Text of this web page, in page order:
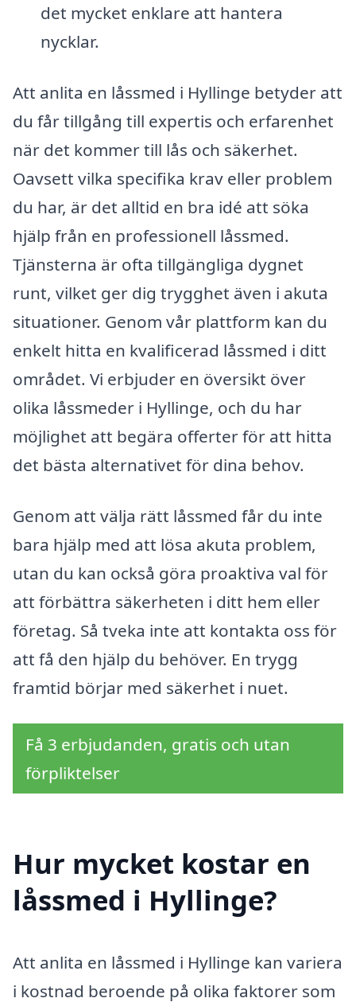
det mycket enklare att hantera
nycklar.
Att anlita en låssmed i Hyllinge betyder att
du får tillgång till expertis och erfarenhet
när det kommer till lås och säkerhet.
Oavsett vilka specifika krav eller problem
du har, är det alltid en bra idé att söka
hjälp från en professionell låssmed.
Tjänsterna är ofta tillgängliga dygnet
runt, vilket ger dig trygghet även i akuta
situationer. Genom vår plattform kan du
enkelt hitta en kvalificerad låssmed i ditt
området. Vi erbjuder en översikt över
olika låssmeder i Hyllinge, och du har
möjlighet att begära offerter för att hitta
det bästa alternativet för dina behov.
Genom att välja rätt låssmed får du inte
bara hjälp med att lösa akuta problem,
utan du kan också göra proaktiva val för
att förbättra säkerheten i ditt hem eller
företag. Så tveka inte att kontakta oss för
att få den hjälp du behöver. En trygg
framtid börjar med säkerhet i nuet.
Få 3 erbjudanden, gratis och utan
förpliktelser
Hur mycket kostar en
låssmed i Hyllinge?
Att anlita en låssmed i Hyllinge kan variera
i kostnad beroende på olika faktorer som